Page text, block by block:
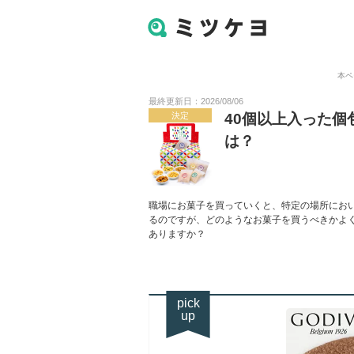
本
最終更新日：2026/08/06
決定
40個以上入った個
は？
職場にお菓子を買っていくと、特定の場所に
るのですが、どのようなお菓子を買うべきか
ありますか？
pick
up